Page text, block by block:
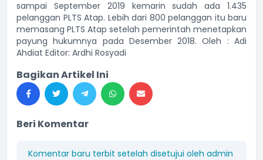
sampai September 2019 kemarin sudah ada 1.435
pelanggan PLTS Atap. Lebih dari 800 pelanggan itu baru
memasang PLTS Atap setelah pemerintah menetapkan
payung hukumnya pada Desember 2018. Oleh : Adi
Ahdiat Editor: Ardhi Rosyadi
Bagikan Artikel Ini
Beri Komentar
Komentar baru terbit setelah disetujui oleh admin